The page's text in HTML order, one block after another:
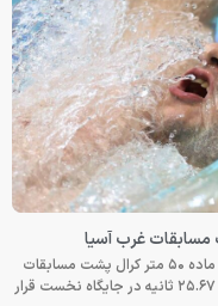
هومر عباسی، شناگر تیم ملی ایران، در دور مقدماتی ماده ۵۰ متر کرال پشت مسابقات